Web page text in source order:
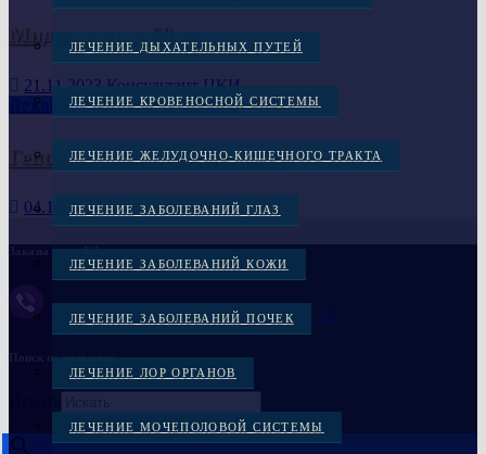
ЛЕЧЕНИЕ ДЫХАТЕЛЬНЫХ ПУТЕЙ
ЛЕЧЕНИЕ КРОВЕНОСНОЙ СИСТЕМЫ
ЛЕЧЕНИЕ ЖЕЛУДОЧНО-КИШЕЧНОГО ТРАКТА
ЛЕЧЕНИЕ ЗАБОЛЕВАНИЙ ГЛАЗ
ЛЕЧЕНИЕ ЗАБОЛЕВАНИЙ КОЖИ
ЛЕЧЕНИЕ ЗАБОЛЕВАНИЙ ПОЧЕК
ЛЕЧЕНИЕ ЛОР ОРГАНОВ
ЛЕЧЕНИЕ МОЧЕПОЛОВОЙ СИСТЕМЫ
Мидзо, капли 60 мг
21.11.2023 Консультант ЦКИ
Лекарственные препараты
Гепон 2мг 1 шт. лиофилизат
04.10.2023Консультант ЦКИ
Заказы через Viber :
Заказать через Viber +38(097)-869-72-38
Поиск по названию